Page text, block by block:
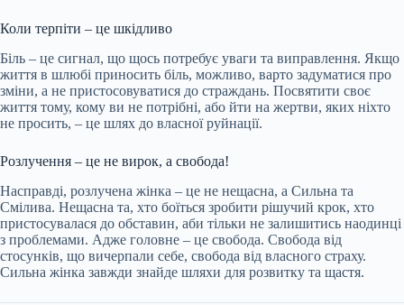
Коли терпіти – це шкідливо
Біль – це сигнал, що щось потребує уваги та виправлення. Якщо
життя в шлюбі приносить біль, можливо, варто задуматися про
зміни, а не пристосовуватися до страждань. Посвятити своє
життя тому, кому ви не потрібні, або йти на жертви, яких ніхто
не просить, – це шлях до власної руйнації.
Розлучення – це не вирок, а свобода!
Насправді, розлучена жінка – це не нещасна, а Сильна та
Смілива. Нещасна та, хто боїться зробити рішучий крок, хто
пристосувалася до обставин, аби тільки не залишитись наодинці
з проблемами. Адже головне – це свобода. Свобода від
стосунків, що вичерпали себе, свобода від власного страху.
Сильна жінка завжди знайде шляхи для розвитку та щастя.